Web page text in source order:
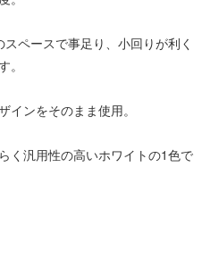
ペースで事足り、小回りが利く
。
インをそのまま使用。
く汎用性の高いホワイトの1色で